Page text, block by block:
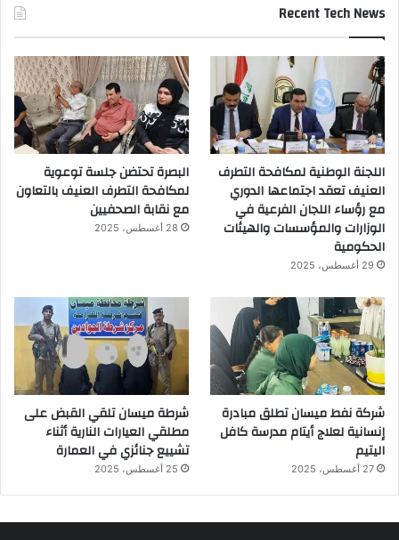
Recent Tech News
اللجنة الوطنية لمكافحة التطرف
العنيف تعقد اجتماعها الدوري
مع رؤساء اللجان الفرعية في
الوزارات والمؤسسات والهيئات
الحكومية
29 أغسطس، 2025
البصرة تحتضن جلسة توعوية
لمكافحة التطرف العنيف بالتعاون
مع نقابة الصحفيين
28 أغسطس، 2025
شركة نفط ميسان تطلق مبادرة
إنسانية لعلاج أيتام مدرسة كافل
اليتيم
27 أغسطس، 2025
شرطة ميسان تلقي القبض على
مطلقي العيارات النارية أثناء
تشييع جنائزي في العمارة
25 أغسطس، 2025